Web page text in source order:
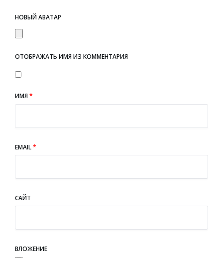
НОВЫЙ АВАТАР
ОТОБРАЖАТЬ ИМЯ ИЗ КОММЕНТАРИЯ
ИМЯ*
EMAIL*
САЙТ
ВЛОЖЕНИЕ